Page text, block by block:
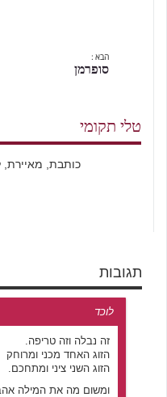
הבא :
סופרמן
טלי תקומי
כותבת,
תגובות
לוכד
זה נבלה וזה טריפה.
הזוג האחד מכני ומרוחק
הזוג השני ציני ומתחכם.
ומשום מה את המילה